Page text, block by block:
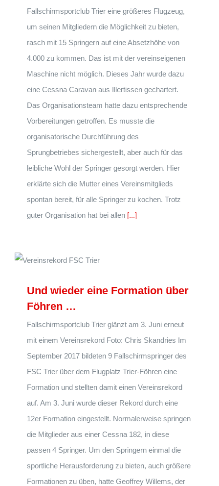
Fallschirmsportclub Trier eine größeres Flugzeug,
um seinen Mitgliedern die Möglichkeit zu bieten,
rasch mit 15 Springern auf eine Absetzhöhe von
4.000 zu kommen. Das ist mit der vereinseigenen
Maschine nicht möglich. Dieses Jahr wurde dazu
eine Cessna Caravan aus Illertissen gechartert.
Das Organisationsteam hatte dazu entsprechende
Vorbereitungen getroffen. Es musste die
organisatorische Durchführung des
Sprungbetriebes sichergestellt, aber auch für das
leibliche Wohl der Springer gesorgt werden. Hier
erklärte sich die Mutter eines Vereinsmitglieds
spontan bereit, für alle Springer zu kochen. Trotz
guter Organisation hat bei allen [...]
Und wieder eine Formation über
Föhren …
Fallschirmsportclub Trier glänzt am 3. Juni erneut
mit einem Vereinsrekord Foto: Chris Skandries Im
September 2017 bildeten 9 Fallschirmspringer des
FSC Trier über dem Flugplatz Trier-Föhren eine
Formation und stellten damit einen Vereinsrekord
auf. Am 3. Juni wurde dieser Rekord durch eine
12er Formation eingestellt. Normalerweise springen
die Mitglieder aus einer Cessna 182, in diese
passen 4 Springer. Um den Springern einmal die
sportliche Herausforderung zu bieten, auch größere
Formationen zu üben, hatte Geoffrey Willems, der